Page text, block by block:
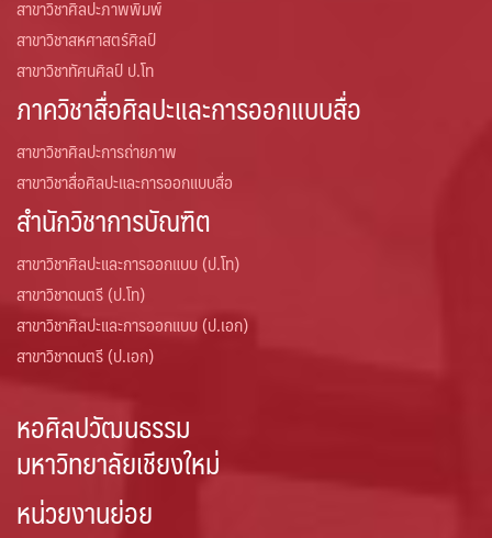
สาขาวิชาศิลปะภาพพิมพ์
สาขาวิชาสหศาสตร์ศิลป์
สาขาวิชาทัศนศิลป์ ป.โท
ภาควิชาสื่อศิลปะและการออกแบบสื่อ
สาขาวิชาศิลปะการถ่ายภาพ
สาขาวิชาสื่อศิลปะและการออกแบบสื่อ
สำนักวิชาการบัณฑิต
สาขาวิชาศิลปะและการออกแบบ (ป.โท)
สาขาวิชาดนตรี (ป.โท)
สาขาวิชาศิลปะและการออกแบบ (ป.เอก)
สาขาวิชาดนตรี (ป.เอก)
หอศิลปวัฒนธรรม
มหาวิทยาลัยเชียงใหม่
หน่วยงานย่อย